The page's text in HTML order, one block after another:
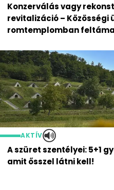
Konzerválás vagy
revitalizáció – Közösségi
romtemplomban
AKTÍV
A szüret szentélyei: 5+1
amit ősszel látni kell!